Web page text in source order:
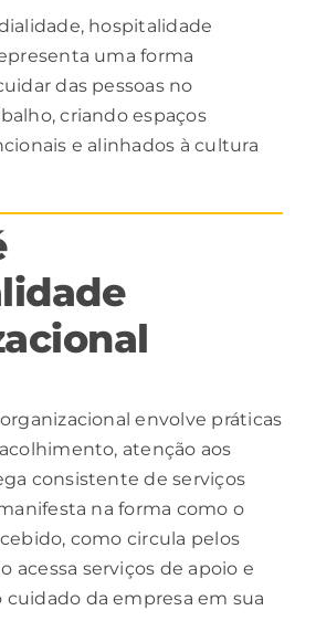
hospitalidade
uma forma
das pessoas no
criando espaços
e alinhados à cultura
organizacionalenvolve práticas
atenção aos
consistente de serviços
na forma como o
como circula pelos
acessa serviços de apoio e
da empresa em sua